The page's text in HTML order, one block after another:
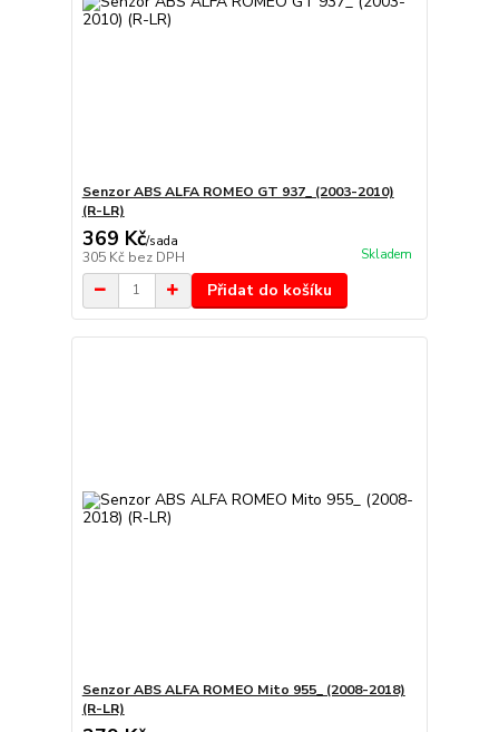
Senzor ABS ALFA ROMEO GT 937_ (2003-2010)
(R-LR)
369 Kč/sada
305 Kč bez DPH Skladem
Přidat do košíku
Senzor ABS ALFA ROMEO Mito 955_ (2008-2018)
(R-LR)